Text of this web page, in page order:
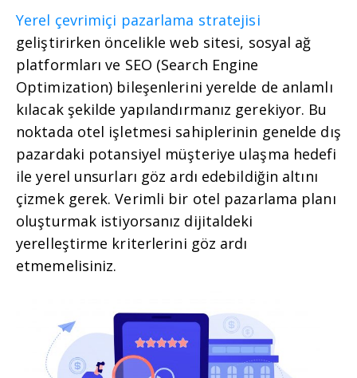
Yerel çevrimiçi pazarlama stratejisi
geliştirirken öncelikle web sitesi, sosyal ağ
platformları ve SEO (Search Engine
Optimization) bileşenlerini yerelde de anlamlı
kılacak şekilde yapılandırmanız gerekiyor. Bu
noktada otel işletmesi sahiplerinin genelde dış
pazardaki potansiyel müşteriye ulaşma hedefi
ile yerel unsurları göz ardı edebildiğin altını
çizmek gerek. Verimli bir otel pazarlama planı
oluşturmak istiyorsanız dijitaldeki
yerelleştirme kriterlerini göz ardı
etmemelisiniz.